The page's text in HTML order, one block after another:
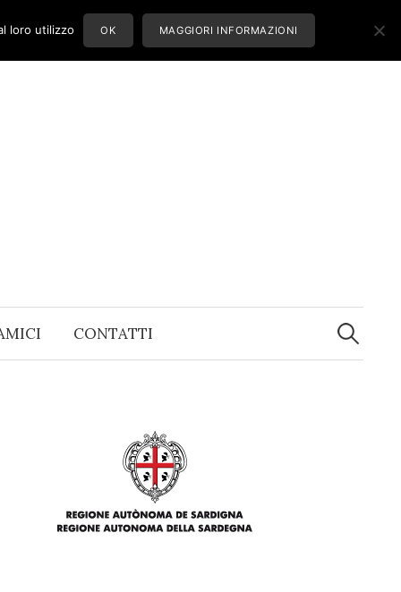
CONTATTI
Ricerca
per:
loro utilizzo OK MAGGIORI INFORMAZIONI